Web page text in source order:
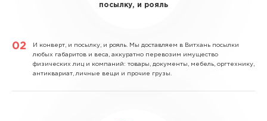
посылку, и рояль
И конверт, и посылку, и рояль.
Мы доставляем в Витхань посылки
любых габаритов и веса, аккуратно перевозим имущество
физических лиц и компаний: товары, документы, мебель, оргтехнику,
антиквариат, личные вещи и прочие грузы.